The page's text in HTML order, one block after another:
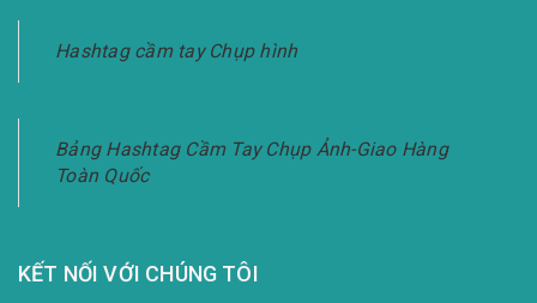
Hashtag cầm tay Chụp hình
Bảng Hashtag Cầm Tay Chụp Ảnh-Giao Hàng
Toàn Quốc
KẾT NỐI VỚI CHÚNG TÔI